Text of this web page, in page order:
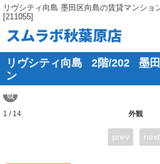
リヴシティ向島 墨田区向島の賃貸マンショ
[211055]
スムラボ秋葉原店
リヴシティ向島 2階/202
墨
ン
外観
1 / 14
prev next